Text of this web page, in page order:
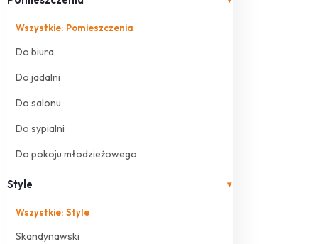
Wszystkie: Pomieszczenia
Do biura
Do jadalni
Do salonu
Do sypialni
Do pokoju młodzieżowego
Style ▾
Wszystkie: Style
Skandynawski